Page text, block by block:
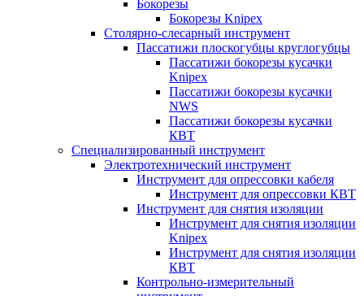
Бокорезы
Бокорезы Knipex
Столярно-слесарный инструмент
Пассатижи плоскогубцы круглогубцы
Пассатижи бокорезы кусачки
Knipex
Пассатижи бокорезы кусачки
NWS
Пассатижи бокорезы кусачки
КВТ
Специализированный инструмент
Электротехнический инструмент
Инструмент для опрессовки кабеля
Инструмент для опрессовки КВТ
Инструмент для снятия изоляции
Инструмент для снятия изоляции
Knipex
Инструмент для снятия изоляции
КВТ
Контрольно-измерительный